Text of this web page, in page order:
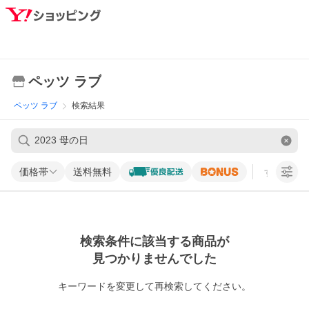
ペッツ ラブ
ペッツ ラブ 検索結果
価格帯 送料無料 すべての条
検索条件に該当する商品が
見つかりませんでした
キーワードを変更して再検索してください。